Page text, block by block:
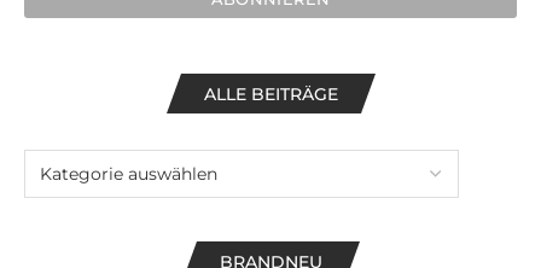
ALLE BEITRÄGE
BRANDNEU